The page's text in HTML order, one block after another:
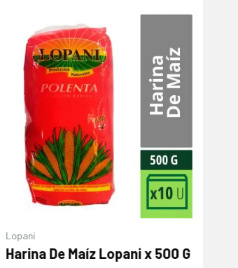
Agregar
lista de
deseos
Lopani
Harina De Maíz Lopani x 500 G